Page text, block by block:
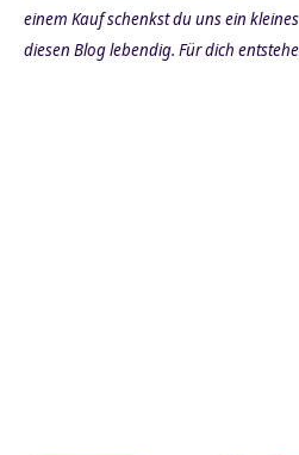
einem Kauf schenkst du uns ein
diesen Blog lebendig. Für dich